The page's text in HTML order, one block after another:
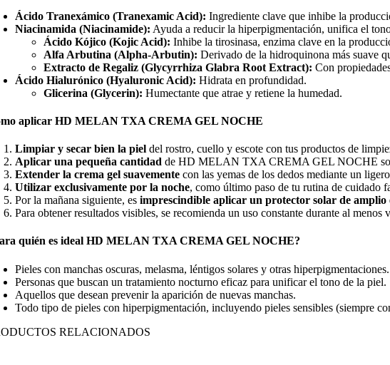
Ácido Tranexámico (Tranexamic Acid): Ingrediente clave que inhibe la
Niacinamida (Niacinamide): Ayuda a reducir la hiperpigmentación, unifica el
Ácido Kójico (Kojic Acid): Inhibe la tirosinasa, enzima clave en la
Alfa Arbutina (Alpha-Arbutin): Derivado de la hidroquinona más suave
Extracto de Regaliz (Glycyrrhiza Glabra Root Extract): Con
Ácido Hialurónico (Hyaluronic Acid): Hidrata en profundidad.
Glicerina (Glycerin): Humectante que atrae y retiene la humedad.
aplicar HD MELAN TXA CREMA GEL NOCHE
Limpiar y secar bien la piel del rostro, cuello y escote con tus productos de
Aplicar una pequeña cantidad de HD MELAN TXA CREMA GEL NOCHE
Extender la crema gel suavemente con las yemas de los dedos mediante un
Utilizar exclusivamente por la noche, como último paso de tu rutina de cuidado
Por la mañana siguiente, esimprescindible aplicar un protector solar de amplio
Para obtener resultados visibles, se recomienda un uso constante durante al menos
quién es ideal HD MELAN TXA CREMA GEL NOCHE?
Pieles con manchas oscuras, melasma, léntigos solares y otras hiperpigmentaciones.
Personas que buscan un tratamiento nocturno eficaz para unificar el tono de la piel.
Aquellos que desean prevenir la aparición de nuevas manchas.
Todo tipo de pieles con hiperpigmentación, incluyendo pieles sensibles (siempre
RELACIONADOS